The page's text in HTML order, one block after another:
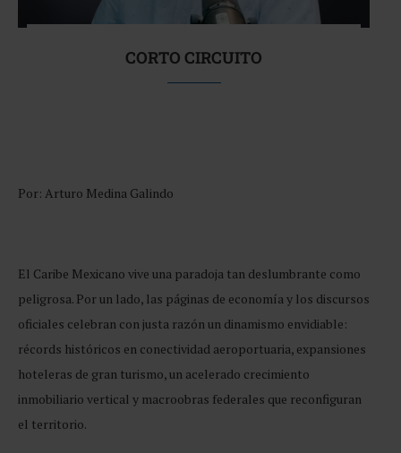
CORTO CIRCUITO
Por: Arturo Medina Galindo
El Caribe Mexicano vive una paradoja tan deslumbrante como
peligrosa. Por un lado, las páginas de economía y los discursos
oficiales celebran con justa razón un dinamismo envidiable:
récords históricos en conectividad aeroportuaria, expansiones
hoteleras de gran turismo, un acelerado crecimiento
inmobiliario vertical y macroobras federales que reconfiguran
el territorio.